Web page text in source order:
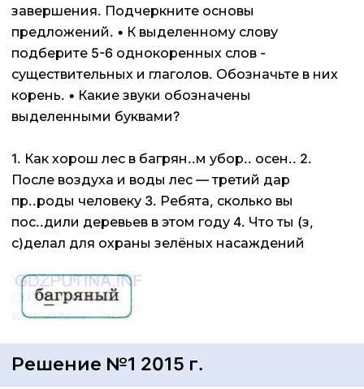
завершения. Подчеркните основы
предложений. • К выделенному слову
подберите 5-6 однокоренных слов -
существительных и глаголов. Обозначьте в них
корень. • Какие звуки обозначены
выделенными буквами?
1. Как хорош лес в багрян..м убор.. осен.. 2.
После воздуха и воды лес — третий дар
пр..роды человеку 3. Ребята, сколько вы
пос..дили деревьев в этом году 4. Что ты (з,
с)делал для охраны зелёных насаждений
Решение №1 2015 г.